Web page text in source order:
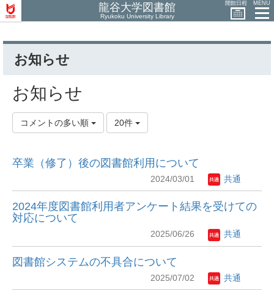
龍谷大学図書館
Ryukoku University Library
開館日程 MENU
お知らせ
お知らせ
コメントの多い順 20件
卒業（修了）後の図書館利用について
2024/03/01 共通
2024年度図書館利用者アンケート結果を受けての
対応について
2025/06/26 共通
図書館システムの不具合について
2025/07/02 共通